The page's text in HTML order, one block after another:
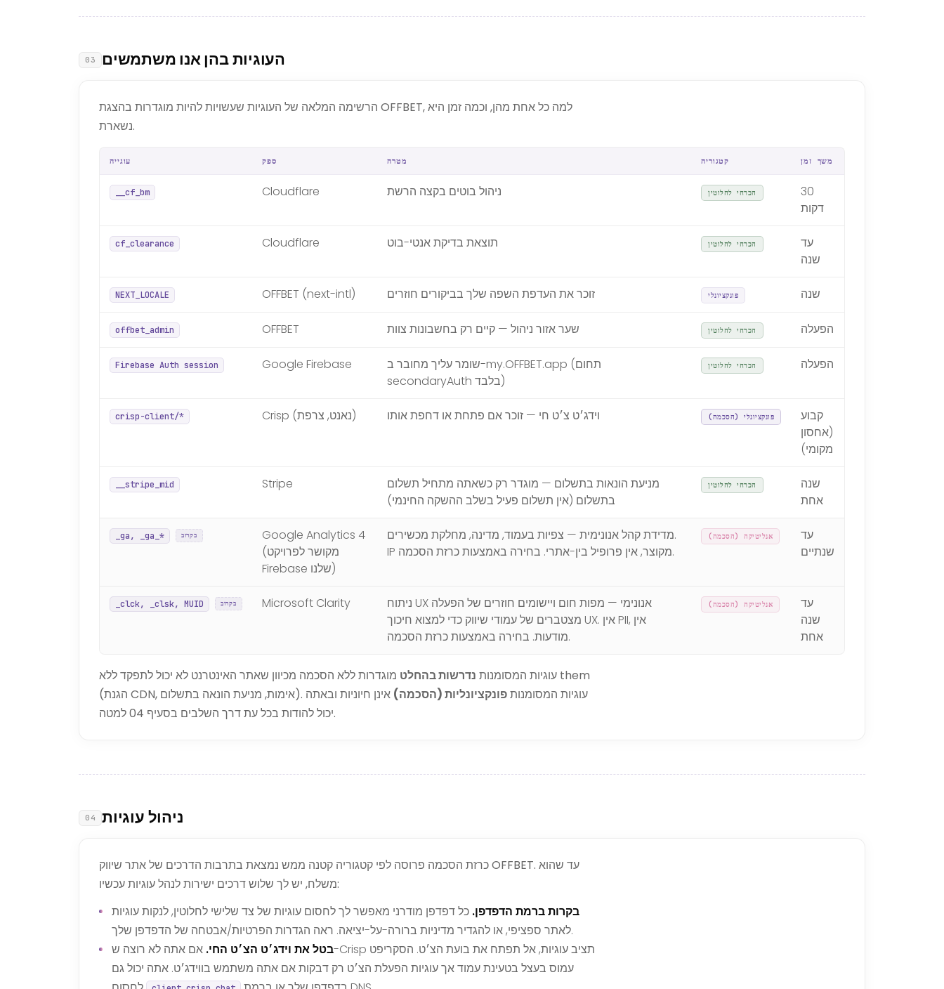
03 העוגיות בהן אנו משתמשים
הרשימה המלאה של העוגיות שעשויות להיות מוגדרות בהצגת OFFBET, למה כל אחת מהן, וכמה זמן היא
נשארת.
עוגייה ספק מטרה קטגוריה משך זמן
__cf_bm Cloudflare ניהול בוטים בקצה הרשת הכרחי לחלוטין
30
דקות
cf_clearance Cloudflare תוצאת בדיקת אנטי-בוט הכרחי לחלוטין
עד
שנה
NEXT_LOCALE OFFBET (next-intl) זוכר את העדפת השפה שלך בביקורים חוזרים פונקציונלי שנה
offbet_admin OFFBET שער אזור ניהול — קיים רק בחשבונות צוות הכרחי לחלוטין הפעלה
Firebase Auth session Google Firebase
שומר עליך מחובר ב-my.OFFBET.app (תחום
secondaryAuth בלבד)
הכרחי לחלוטין הפעלה
crisp-client/* Crisp (נאנט, צרפת) וידג׳ט צ׳ט חי — זוכר אם פתחת או דחפת אותו פונקציונלי (הסכמה)
קבוע
(אחסון
מקומי)
__stripe_mid Stripe
מניעת הונאות בתשלום — מוגדר רק כשאתה מתחיל תשלום
בתשלום (אין תשלום פעיל בשלב ההשקה החינמי)
הכרחי לחלוטין
שנה
אחת
_ga, _ga_* בקרוב
Google Analytics 4
(מקושר לפרויקט
Firebase שלנו)
מדידת קהל אנונימית — צפיות בעמוד, מדינה, מחלקת מכשירים.
IP מקוצר, אין פרופיל בין-אתרי. בחירה באמצעות כרזת הסכמה.
אנליטיקה (הסכמה)
עד
שנתיים
_clck, _clsk, MUID בקרוב Microsoft Clarity
ניתוח UX אנונימי — מפות חום ויישומים חוזרים של הפעלה
מצטברים של עמודי שיווק כדי למצוא חיכוך UX. אין PII, אין
מודעות. בחירה באמצעות כרזת הסכמה.
אנליטיקה (הסכמה)
עד
שנה
אחת
עוגיות המסומנות נדרשות בהחלט מוגדרות ללא הסכמה מכיוון שאתר האינטרנט לא יכול לתפקד ללא them
(הגנת CDN, אימות, מניעת הונאה בתשלום). עוגיות המסומנותפונקציונליות (הסכמה) אינן חיוניות ובאתה
יכול להודות בכל עת דרך השלבים בסעיף 04 למטה.
04 ניהול עוגיות
כרזת הסכמה פרוסה לפי קטגוריה קטנה ממש נמצאת בתרבות הדרכים של אתר שיווק OFFBET. עד שהוא
משלח, יש לך שלוש דרכים ישירות לנהל עוגיות עכשיו:
בקרות ברמת הדפדפן. כל דפדפן מודרני מאפשר לך לחסום עוגיות של צד שלישי לחלוטין, לנקות עוגיות
לאתר ספציפי, או להגדיר מדיניות ברורה-על-יציאה. ראה הגדרות הפרטיות/אבטחה של הדפדפן שלך.
בטל את וידג׳ט הצ׳ט החי. אם אתה לא רוצה ש-Crisp תציב עוגיות, אל תפתח את בועת הצ׳ט. הסקריפט
עמוס בעצל בטעינת עמוד אך עוגיות הפעלת הצ׳ט רק דבקות אם אתה משתמש בווידג׳ט. אתה יכול גם